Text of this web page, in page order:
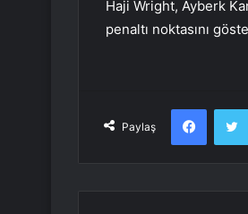
Haji Wright, Ayberk
penaltı noktasını
Paylaş